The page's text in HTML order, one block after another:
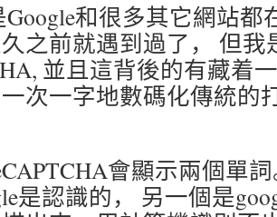
和很多其它網站都
之前就遇到過了， 但
並且這背後的有藏着
次一字地數碼化傳統的
會顯示兩個單
是認識的， 另一個是